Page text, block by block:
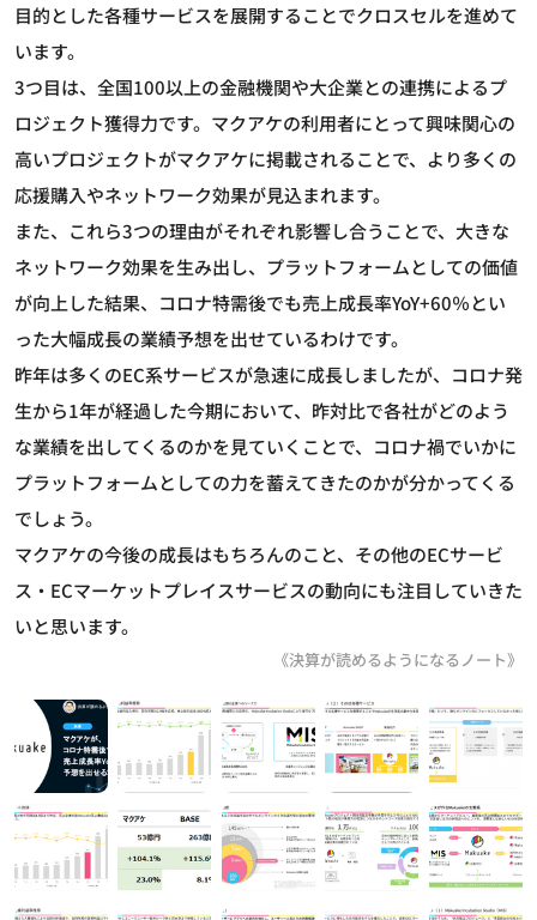
目的とした各種サービスを展開することでクロスセルを進めて
います。
3つ目は、全国100以上の金融機関や大企業との連携によるプ
ロジェクト獲得力です。マクアケの利用者にとって興味関心の
高いプロジェクトがマクアケに掲載されることで、より多くの
応援購入やネットワーク効果が見込まれます。
また、これら3つの理由がそれぞれ影響し合うことで、大きな
ネットワーク効果を生み出し、プラットフォームとしての価値
が向上した結果、コロナ特需後でも売上成長率YoY+60％とい
った大幅成長の業績予想を出せているわけです。
昨年は多くのEC系サービスが急速に成長しましたが、コロナ発
生から1年が経過した今期において、昨対比で各社がどのよう
な業績を出してくるのかを見ていくことで、コロナ禍でいかに
プラットフォームとしての力を蓄えてきたのかが分かってくる
でしょう。
マクアケの今後の成長はもちろんのこと、その他のECサービ
ス・ECマーケットプレイスサービスの動向にも注目していきた
いと思います。
《決算が読めるようになるノート》